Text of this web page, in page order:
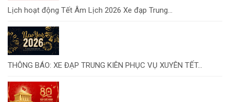
Lịch hoạt động Tết Âm Lịch 2026 Xe đạp Trung...
THÔNG BÁO: XE ĐẠP TRUNG KIÊN PHỤC VỤ XUYÊN TẾT...